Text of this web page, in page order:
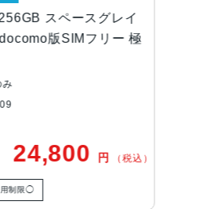
スペースグレイ
版SIMフリー 極
24,800円 （税込）
限◯